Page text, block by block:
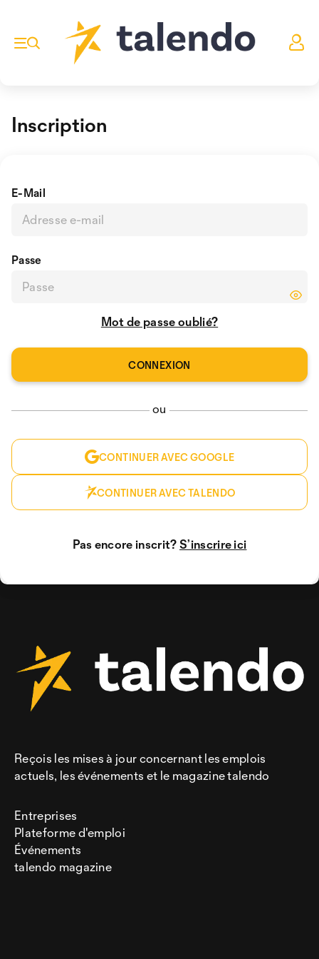
Inscription
E-Mail
Passe
Mot de passe oublié?
ou
CONTINUER AVEC GOOGLE
CONTINUER AVEC TALENDO
Pas encore inscrit?S’inscrire ici
Reçois les mises à jour concernant les emplois
actuels, les événements et le magazine talendo
Entreprises
Plateforme d'emploi
Événements
talendo magazine